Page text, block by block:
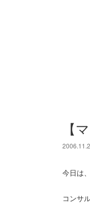
【
今日は
コンサ